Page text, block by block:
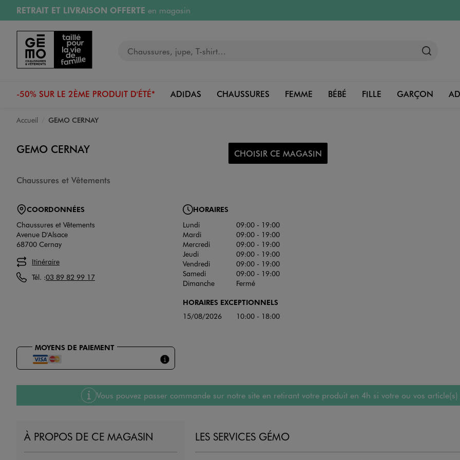
Aller au contenu principal
Aller à la navigation
RETRAIT ET LIVRAISON OFFERTE en magasin
Retours OFFERTSpendant 30 jours
PAYEZ EN 3x SANS FRAIS
dès 50€
RÉSERVATION GRATUITE
-50% SUR LE 2ÈME PRODUIT D'ÉTÉ* ADIDAS CHAUSSURES FEMME BÉBÉ FILLE GARÇON
Accueil GEMO CERNAY
GEMO CERNAY
Chaussures et Vêtements
CHOISIR CE MAGASIN
COORDONNÉES
Chaussures et Vêtements
Avenue D'Alsace
68700 Cernay
Itinéraire
Tél. :03 89 82 99 17
HORAIRES
Lundi
09:00 - 19:00
Mardi
09:00 - 19:00
Mercredi
09:00 - 19:00
Jeudi
09:00 - 19:00
Vendredi
09:00 - 19:00
Samedi
09:00 - 19:00
Dimanche
Fermé
HORAIRES EXCEPTIONNELS
15/08/2026 10:00 - 18:00
MOYENS DE PAIEMENT
Vous pouvez passer commande sur notre site en retirant votre produit en 4h si votre ou vos
À PROPOS DE CE MAGASIN LES SERVICES GÉMO